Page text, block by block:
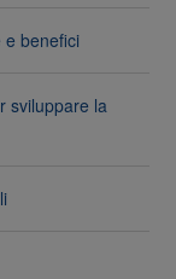
e benefici
sviluppare la